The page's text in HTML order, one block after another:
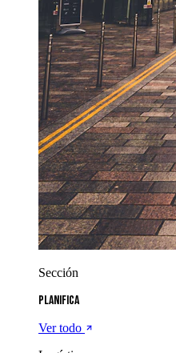
Sección
Planifica
Ver todo